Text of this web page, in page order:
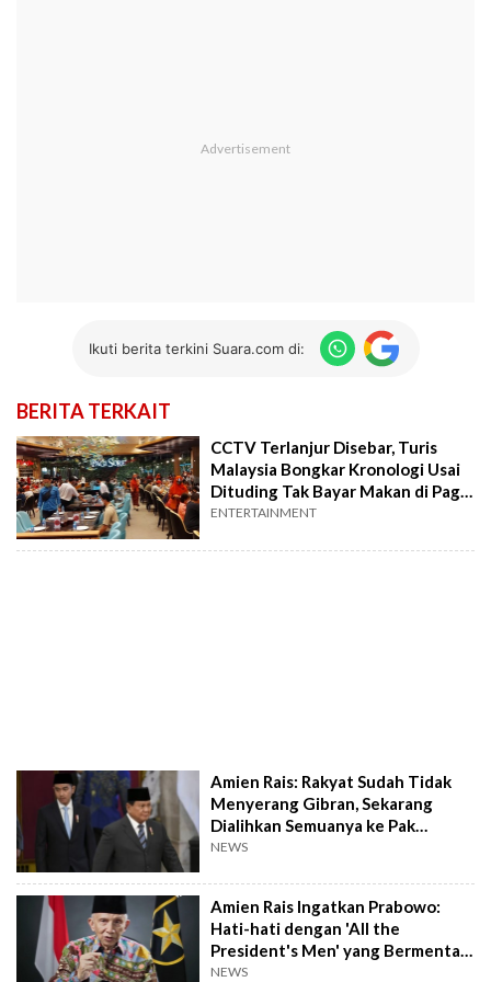
Ikuti berita terkini Suara.com di:
BERITA TERKAIT
CCTV Terlanjur Disebar, Turis
Malaysia Bongkar Kronologi Usai
Dituding Tak Bayar Makan di Pagi
Sore
ENTERTAINMENT
Amien Rais: Rakyat Sudah Tidak
Menyerang Gibran, Sekarang
Dialihkan Semuanya ke Pak
Prabowo
NEWS
Amien Rais Ingatkan Prabowo:
Hati-hati dengan 'All the
President's Men' yang Bermental
Bejat
NEWS